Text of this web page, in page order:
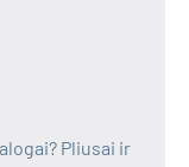
Pliusai ir